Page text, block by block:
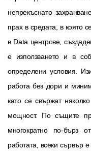
непрекъснато
прах в средата, в която
в Data центрове,
е използването и в
определени условия.
работа без дори и
като се свържат
мощност. По същите
многократно по-бърз
работата, всеки сървър